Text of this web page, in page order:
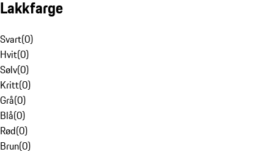
Lakkfarge
Svart(0)
Hvit(0)
Sølv(0)
Kritt(0)
Grå(0)
Blå(0)
Rød(0)
Brun(0)